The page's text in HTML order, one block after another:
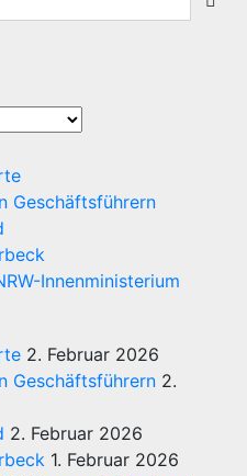
Geschäftsführern
Innenministerium
2. Februar 2026
Geschäftsführern 2.
2. Februar 2026
1. Februar 2026